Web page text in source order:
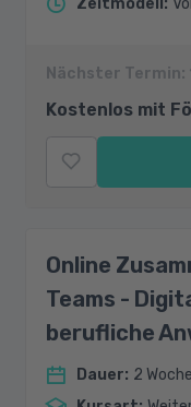
Zeitmodell :
Nächster Termin:
Kostenlos mit
Online
Teams -
berufliche
Dauer: 2